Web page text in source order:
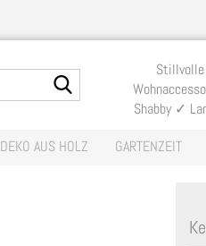
Lieferland
Shabby ✓
DEKO AUS HOLZ GARTENZEIT